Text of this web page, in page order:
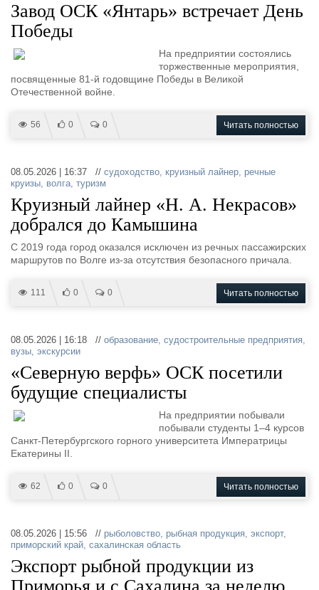
Завод ОСК «Янтарь» встречает День
Победы
На предприятии состоялись
торжественные мероприятия,
посвященные 81-й годовщине Победы в Великой
Отечественной войне.
56 0 0 Читать полностью
08.05.2026 | 16:37 // судоходство, круизный лайнер, речные
круизы, волга, туризм
Круизный лайнер «Н. А. Некрасов»
добрался до Камышина
С 2019 года город оказался исключен из речных пассажирских
маршрутов по Волге из-за отсутствия безопасного причала.
111 0 0 Читать полностью
08.05.2026 | 16:18 // образование, судостроительные предприятия,
вузы, экскурсии
«Северную верфь» ОСК посетили
будущие специалисты
На предприятии побывали
побывали студенты 1–4 курсов
Санкт-Петербургского горного университета Императрицы
Екатерины II.
62 0 0 Читать полностью
08.05.2026 | 15:56 // рыболовство, рыбная продукция, экспорт,
приморский край, сахалинская область
Экспорт рыбной продукции из